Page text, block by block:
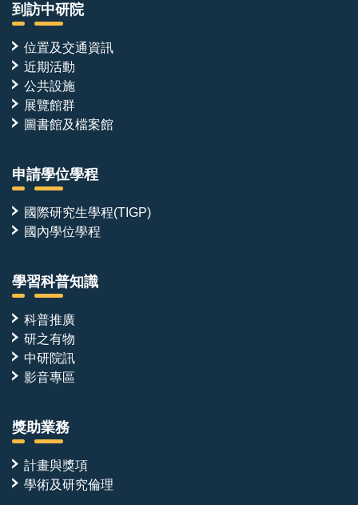
到訪中研院
位置及交通資訊
近期活動
公共設施
展覽館群
圖書館及檔案館
申請學位學程
國際研究生學程(TIGP)
國內學位學程
學習科普知識
科普推廣
研之有物
中研院訊
影音專區
獎助業務
計畫與獎項
學術及研究倫理